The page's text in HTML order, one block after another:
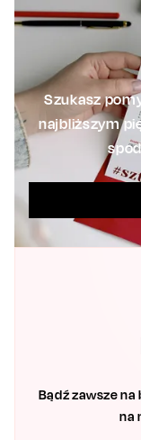
Szukasz
najbliższym
Bądź zawsze
na